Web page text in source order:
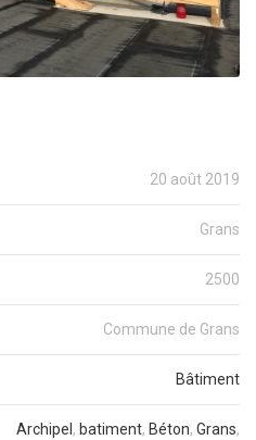
20 août 2019
Grans
2500
Commune de Grans
Bâtiment
Archipel , batiment, Béton, Grans,